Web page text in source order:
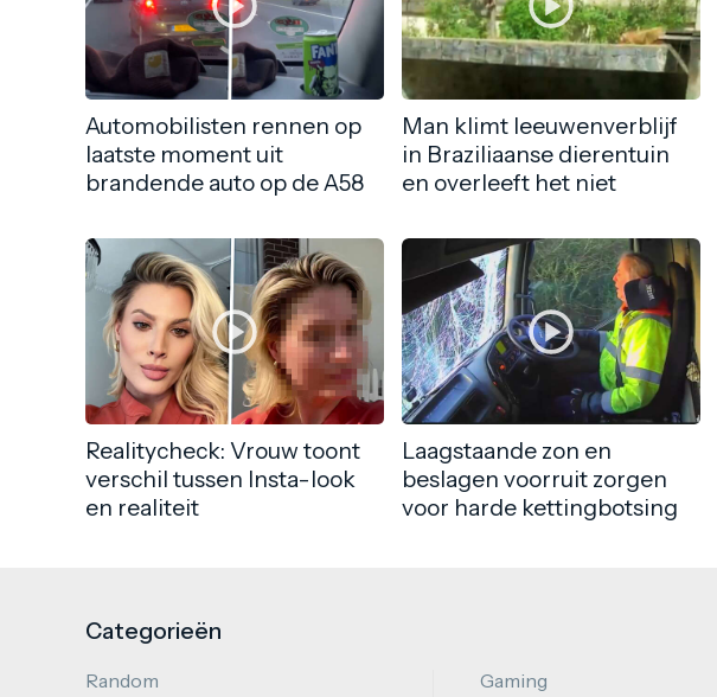
Automobilisten rennen op
laatste moment uit
brandende auto op de A58
Man klimt leeuwenverblijf
in Braziliaanse dierentuin
en overleeft het niet
Realitycheck: Vrouw toont
verschil tussen Insta-look
en realiteit
Laagstaande zon en
beslagen voorruit zorgen
voor harde kettingbotsing
Categorieën
Random Gaming